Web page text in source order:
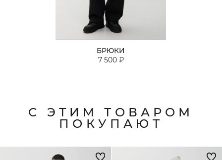
БРЮКИ
7 500 ₽
С ЭТИМ ТОВАРОМ
ПОКУПАЮТ